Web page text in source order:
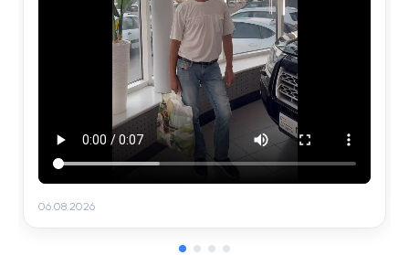
06.08.2026